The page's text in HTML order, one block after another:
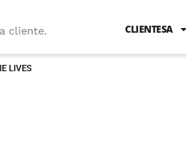
cliente. CLIENTESA
LIVES